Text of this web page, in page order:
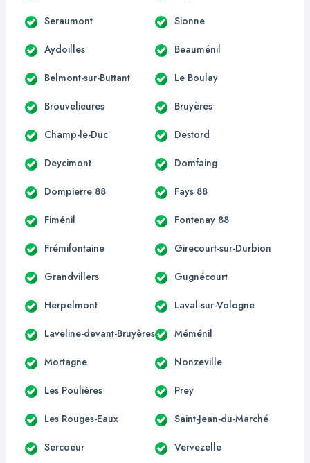
Seraumont Sionne
Aydoilles Beauménil
Belmont-sur-Buttant Le Boulay
Brouvelieures Bruyères
Champ-le-Duc Destord
Deycimont Domfaing
Dompierre 88 Fays 88
Fiménil Fontenay 88
Frémifontaine Girecourt-sur-Durbion
Grandvillers Gugnécourt
Herpelmont Laval-sur-Vologne
Laveline-devant-Bruyères Méménil
Mortagne Nonzeville
Les Poulières Prey
Les Rouges-Eaux Saint-Jean-du-Marché
Sercoeur Vervezelle